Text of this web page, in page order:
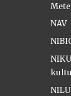
NAV
NILU